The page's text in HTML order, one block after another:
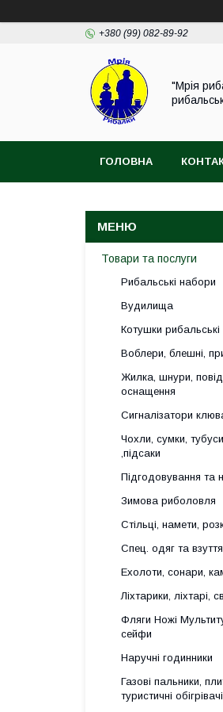
+380 (99) 082-89-92
"Мрія
ГОЛОВНА
Товари та послуги
Рибальські набори
Вудилища
Котушки рибальські
Воблери, блешні,
Жилка, шнури,
оснащення
Сигналізатори
Чохли, сумки,
,підсаки
Підгодовування та
Зимова риболовля
Стільці, намети,
Спец. одяг та взуття
Ехолоти, сонари,
Ліхтарики, ліхтарі,
Фляги Ножі
сейфи
Наручні годинники
Газові пальники,
туристичні обігрівачі